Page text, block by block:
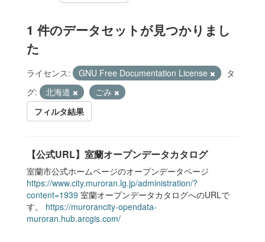
1 件のデータセットが見つかりまし
た
ライセンス: GNU Free Documentation License
タ
グ:
北海道
ごみ
フィルタ結果
【公式URL】室蘭オープンデータカタログ
室蘭市公式ホームページのオープンデータページ
https://www.city.muroran.lg.jp/administration/?
content=1939 室蘭オープンデータカタログへのURLで
す。 https://murorancity-opendata-
muroran.hub.arcgis.com/